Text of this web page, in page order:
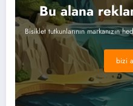
Bu alana
Bisiklet tutkunlarının markanızın
bizi